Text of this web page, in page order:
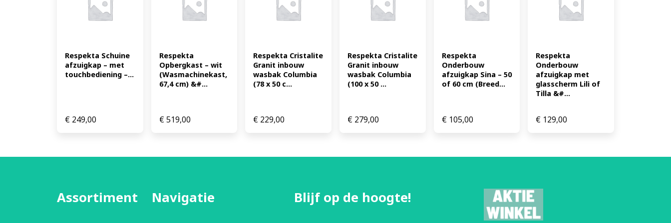
gootsteenkasten vanaf 60 cm breedte Kleur: EAN:
4260458245910
Respekta Schuine
afzuigkap – met
touchbediening –...
€ 249,00
Respekta
Opbergkast – wit
(Wasmachinekast,
67,4 cm) &#...
€519,00
Respekta Cristalite
Granit inbouw
wasbak Columbia
(78 x 50 c...
€ 229,00
Respekta Cristalite
Granit inbouw
wasbak Columbia
(100 x 50 ...
€279,00
Respekta
Onderbouw
afzuigkap Sina – 50
of 60 cm (Breed...
€105,00
Respekta
Onderbouw
afzuigkap met
glasscherm Lili of
Tilla &#...
€ 129,00
Assortiment Navigatie Blijf op de hoogte!